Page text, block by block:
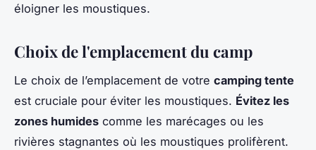
éloigner les moustiques.
Choix de l'emplacement du camp
Le choix de l’emplacement de votre camping tente
est cruciale pour éviter les moustiques. Évitez les
zones humides comme les marécages ou les
rivières stagnantes où les moustiques prolifèrent.